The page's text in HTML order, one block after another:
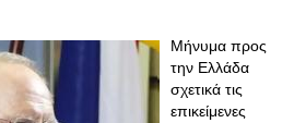
Μήνυμα προς
την Ελλάδα
σχετικά τις
επικείμενες